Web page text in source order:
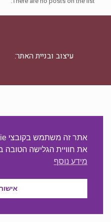
עיצוב ובניית האתר:
את חוויית הגלישה הטובה
מידע נוסף
אישור